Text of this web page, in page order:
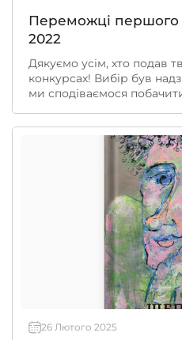
Переможці першого
2022
Дякуємо усім, хто подав
конкурсах! Вибір був
ми сподіваємося
26 Лютого 2025